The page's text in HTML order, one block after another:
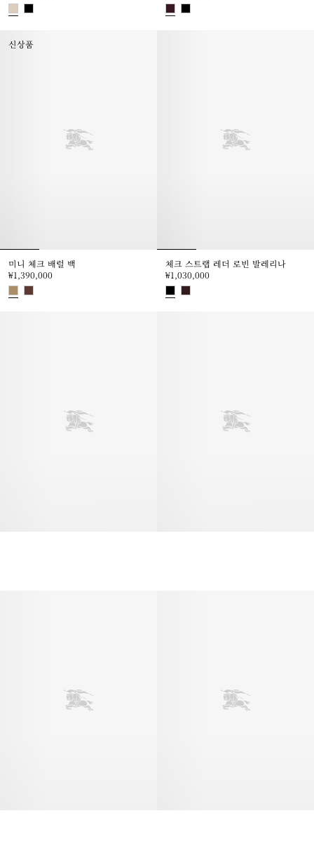
신상품
미니 체크 배럴 백
₩1,390,000
체크 스트랩 레더 로빈 발레리나
₩1,030,000